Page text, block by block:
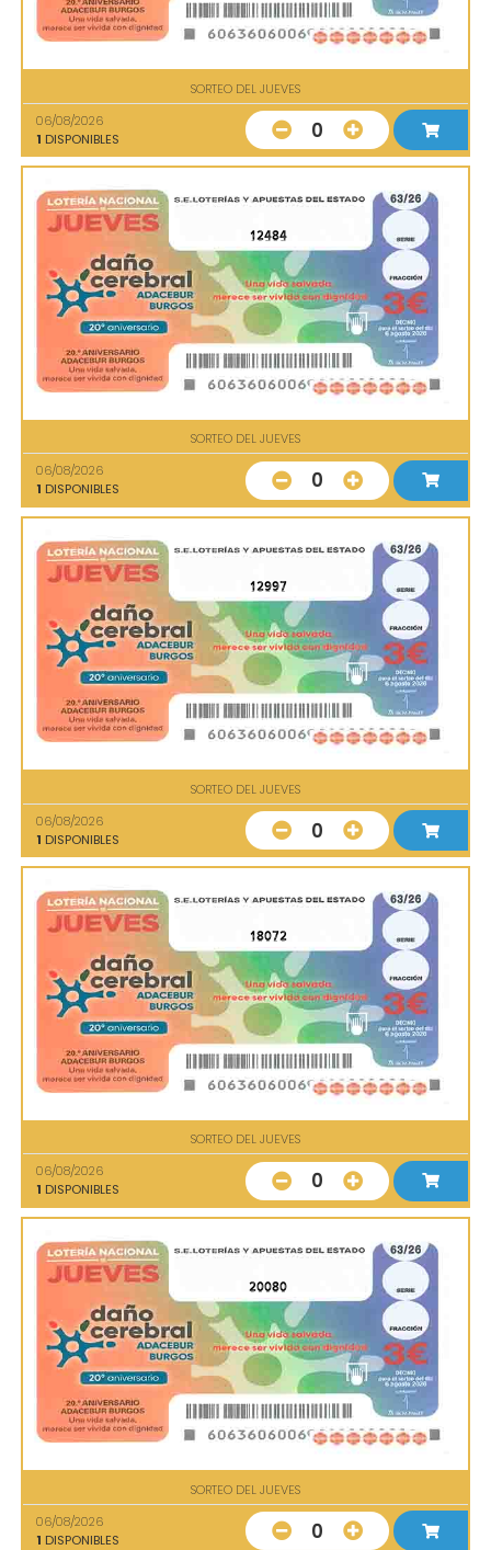
SORTEO DEL JUEVES
06/08/2026
1 DISPONIBLES 0
12484
SORTEO DEL JUEVES
06/08/2026
1 DISPONIBLES 0
12997
SORTEO DEL JUEVES
06/08/2026
1 DISPONIBLES 0
18072
SORTEO DEL JUEVES
06/08/2026
1 DISPONIBLES 0
20080
SORTEO DEL JUEVES
06/08/2026
1 DISPONIBLES 0